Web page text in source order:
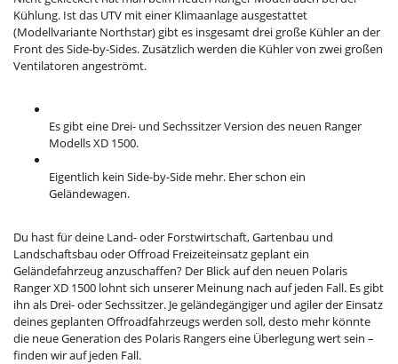
Kühlung. Ist das UTV mit einer Klimaanlage ausgestattet
(Modellvariante Northstar) gibt es insgesamt drei große Kühler an der
Front des Side-by-Sides. Zusätzlich werden die Kühler von zwei großen
Ventilatoren angeströmt.
Es gibt eine Drei- und Sechssitzer Version des neuen Ranger
Modells XD 1500.
Eigentlich kein Side-by-Side mehr. Eher schon ein
Geländewagen.
Du hast für deine Land- oder Forstwirtschaft, Gartenbau und
Landschaftsbau oder Offroad Freizeiteinsatz geplant ein
Geländefahrzeug anzuschaffen? Der Blick auf den neuen Polaris
Ranger XD 1500 lohnt sich unserer Meinung nach auf jeden Fall. Es gibt
ihn als Drei- oder Sechssitzer. Je geländegängiger und agiler der Einsatz
deines geplanten Offroadfahrzeugs werden soll, desto mehr könnte
die neue Generation des Polaris Rangers eine Überlegung wert sein –
finden wir auf jeden Fall.